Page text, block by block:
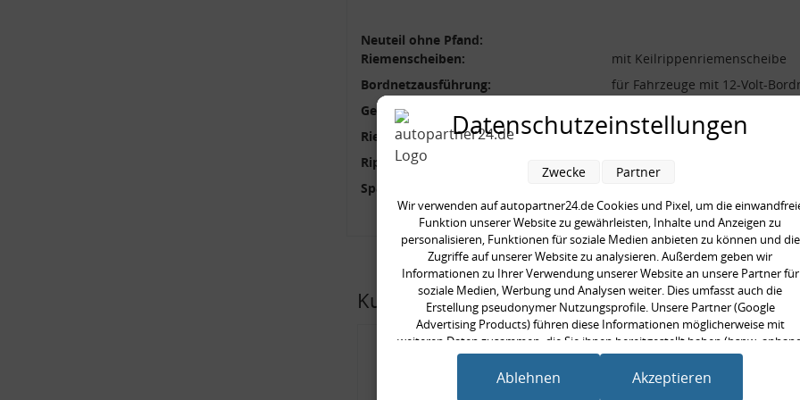
Neuteil ohne Pfand:
Riemenscheiben:
mit Keilrippenriemenscheibe
Bordnetzausführung:
für Fahrzeuge mit 12-Volt-
Generator-Ladestrom [A]:
Riemenscheiben-Ø [mm]:
50 mm
Rippenanzahl:
Spannung [V]:
Kunden kauften auch
Datenschutzeinstellungen
Wir verwenden auf autopartner24.de Cookies und Pixel, um die
Funktion unserer Website zu gewährleisten, Inhalte und Anzeigen zu
personalisieren, Funktionen für soziale Medien anbieten zu können und die
Zugriffe auf unserer Website zu analysieren. Außerdem geben wir
Informationen zu Ihrer Verwendung unserer Website an unsere Partner für
soziale Medien, Werbung und Analysen weiter. Dies umfasst auch die
Erstellung pseudonymer Nutzungsprofile. Unsere Partner (Google
Advertising Products) führen diese Informationen möglicherweise mit
weiteren Daten zusammen, die Sie ihnen bereitgestellt haben (bspw.
eines persönlichen Accounts) oder welche sie im Rahmen Ihrer Nutzung der
Dienste gesammelt haben (bspw. Nutzungsdaten anderer Geräte). Ihre
Einwilligung zur Nutzung von Cookies und Pixeln können Sie jederzeit
Zwecke Partner
Ablehnen Akzeptieren